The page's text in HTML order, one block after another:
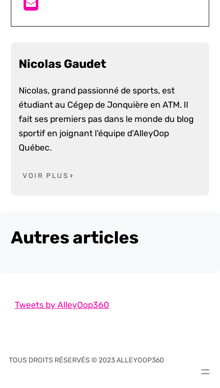
Nicolas Gaudet
Nicolas, grand passionné de sports, est
étudiant au Cégep de Jonquière en ATM. Il
fait ses premiers pas dans le monde du blog
sportif en joignant l'équipe d'AlleyOop
Québec.
VOIR PLUS
Autres articles
Tweets by AlleyOop360
TOUS DROITS RÉSERVÉS © 2023 ALLEYOOP360